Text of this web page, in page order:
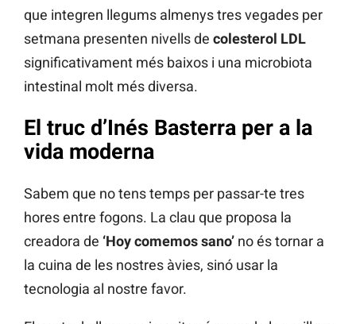
que integren llegums almenys tres vegades per
setmana presenten nivells de colesterol LDL
significativament més baixos i una microbiota
intestinal molt més diversa.
El truc d’Inés Basterra per a la
vida moderna
Sabem que no tens temps per passar-te tres
hores entre fogons. La clau que proposa la
creadora de ‘Hoy comemos sano’ no és tornar a
la cuina de les nostres àvies, sinó usar la
tecnologia al nostre favor.